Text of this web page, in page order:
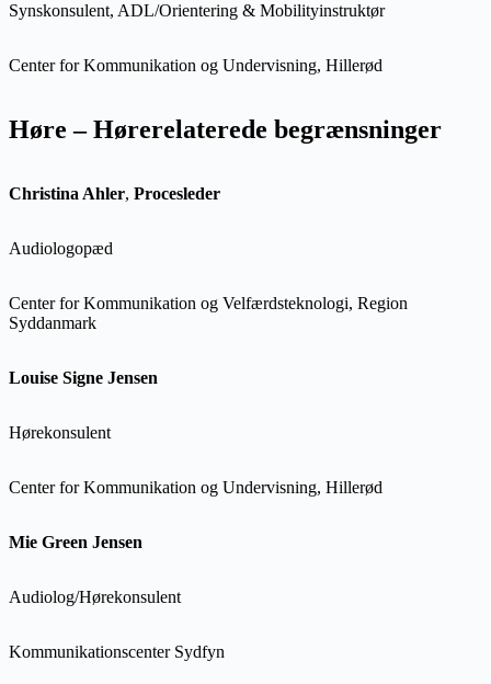
Synskonsulent, ADL/Orientering & Mobilityinstruktør
Center for Kommunikation og Undervisning, Hillerød
Høre – Hørerelaterede begrænsninger
Christina Ahler, Procesleder
Audiologopæd
Center for Kommunikation og Velfærdsteknologi, Region
Syddanmark
Louise Signe Jensen
Hørekonsulent
Center for Kommunikation og Undervisning, Hillerød
Mie Green Jensen
Audiolog/Hørekonsulent
Kommunikationscenter Sydfyn